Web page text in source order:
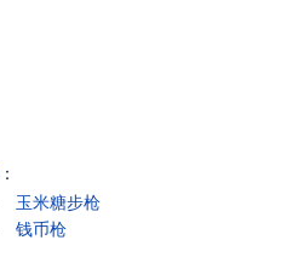
：
玉米糖步枪
钱币枪